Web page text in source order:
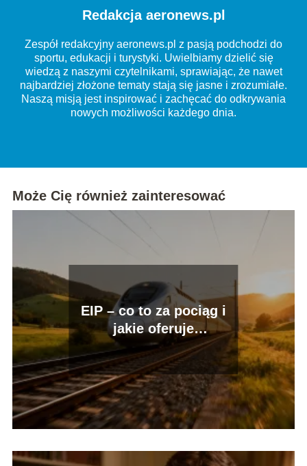
Redakcja aeronews.pl
Zespół redakcyjny aeronews.pl z pasją podchodzi do
sportu, edukacji i turystyki. Uwielbiamy dzielić się
wiedzą z naszymi czytelnikami, sprawiając, że nawet
najbardziej złożone tematy stają się jasne i zrozumiałe.
Naszą misją jest inspirować i zachęcać do odkrywania
nowych możliwości każdego dnia.
Może Cię również zainteresować
EIP – co to za pociąg i
jakie oferuje
udogodnienia?